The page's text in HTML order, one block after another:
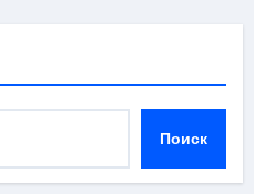
Поиск